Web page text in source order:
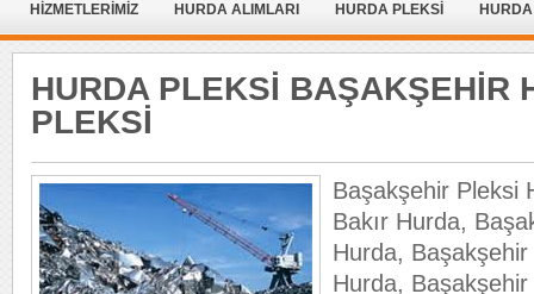
HİZMETLERİMİZ HURDA ALIMLARI HURDA PLEKSİ
HURDA PLEKSİ BAŞAKŞEHİR
PLEKSİ
Başakşehir Pleksi
Bakır Hurda,
Hurda,
Hurda, Başakşehir